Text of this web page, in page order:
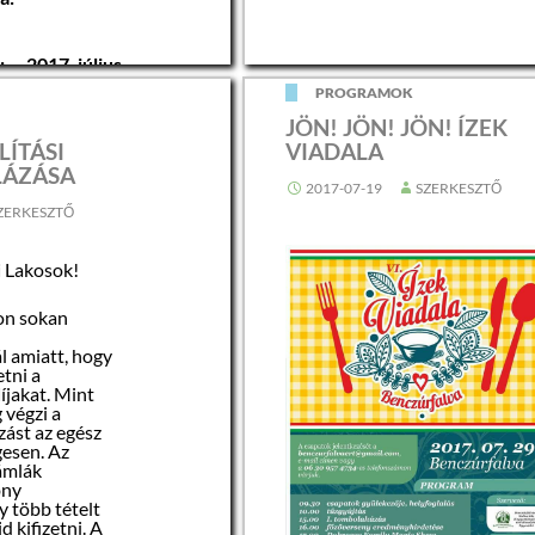
2017. július
00óra
Rákóczi
nem
a
Lakosok!
sokan
amiatt, hogy
a
Mint
a
az egész
Az
több tételt
kifizetni. A
PROGRAMOK
JÖN! JÖN! JÖN! ÍZEK
VIADALA
2017-07-19 SZERKESZTŐ